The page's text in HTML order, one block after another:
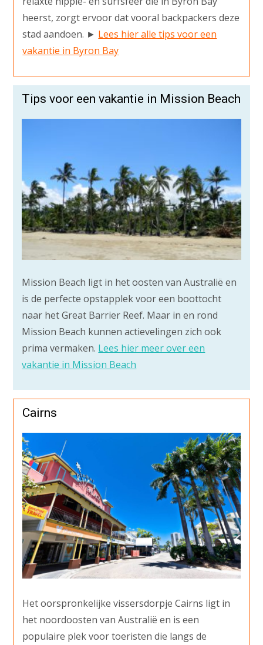
heerst, zorgt ervoor dat vooral backpackers deze
stad aandoen. ► Lees hier alle tips voor een
vakantie in Byron Bay
Tips voor een vakantie in Mission Beach
Mission Beach ligt in het oosten van Australië en
is de perfecte opstapplek voor een boottocht
naar het Great Barrier Reef. Maar in en rond
Mission Beach kunnen actievelingen zich ook
prima vermaken. Lees hier meer over een
vakantie in Mission Beach
Cairns
Het oorspronkelijke vissersdorpje Cairns ligt in
het noordoosten van Australië en is een
populaire plek voor toeristen die langs de